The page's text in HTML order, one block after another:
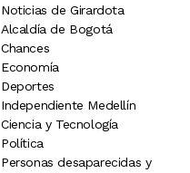
Noticias de Girardota
Alcaldía de Bogotá
Chances
Economía
Deportes
Independiente Medellín
Ciencia y Tecnología
Política
Personas desaparecidas y